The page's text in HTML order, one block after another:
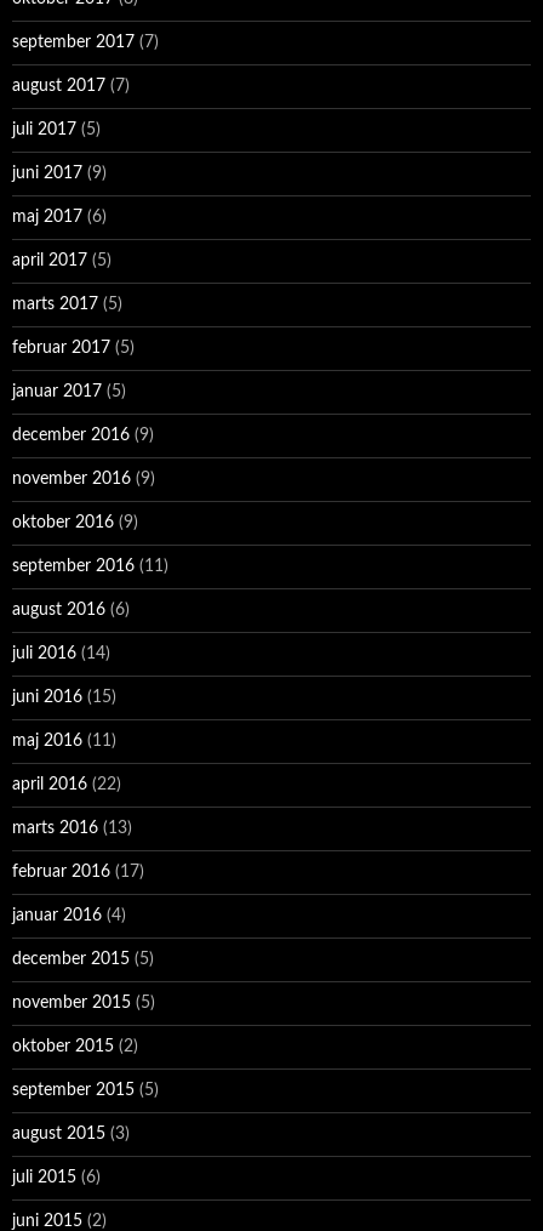
september 2017 (7)
august 2017 (7)
juli 2017 (5)
juni 2017 (9)
maj 2017 (6)
april 2017 (5)
marts 2017 (5)
februar 2017 (5)
januar 2017 (5)
december 2016 (9)
november 2016 (9)
oktober 2016 (9)
september 2016 (11)
august 2016 (6)
juli 2016 (14)
juni 2016 (15)
maj 2016 (11)
april 2016 (22)
marts 2016 (13)
februar 2016 (17)
januar 2016 (4)
december 2015 (5)
november 2015 (5)
oktober 2015 (2)
september 2015 (5)
august 2015 (3)
juli 2015 (6)
juni 2015 (2)